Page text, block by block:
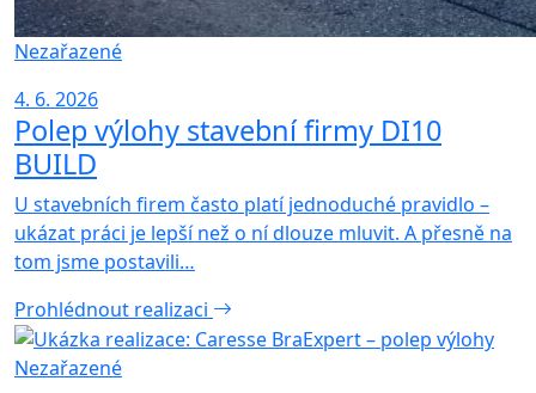
Nezařazené
4. 6. 2026
Polep výlohy stavební firmy DI10
BUILD
U stavebních firem často platí jednoduché pravidlo –
ukázat práci je lepší než o ní dlouze mluvit. A přesně na
tom jsme postavili…
Prohlédnout realizaci
Nezařazené